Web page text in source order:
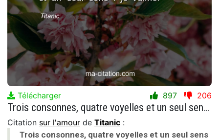
Télécharger 897 206
Trois consonnes, quatre voyelles et un seul sens : je t'aime.
Citation sur l'amour de Titanic :
Trois consonnes, quatre voyelles et un seul sens